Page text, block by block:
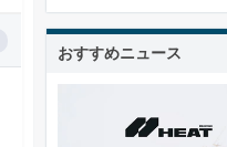
おすすめニュース